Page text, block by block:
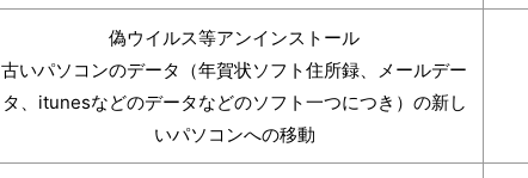
偽ウイルス等アンインストール
古いパソコンのデータ（年賀状ソフト住所録、メールデー
タ、itunesなどのデータなどのソフト一つにつき）の新し
いパソコンへの移動